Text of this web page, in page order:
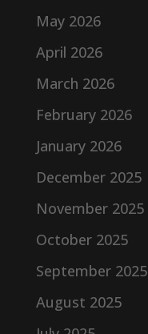
May 2026
April 2026
March 2026
February 2026
January 2026
December 2025
November 2025
October 2025
September 2025
August 2025